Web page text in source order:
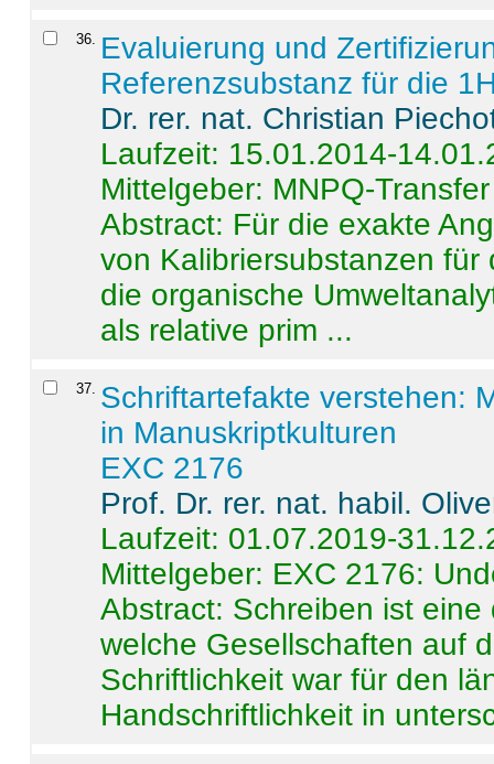
36. Evaluierung und
Referenzsubstanz für die
Dr. rer. nat. Christian
Laufzeit: 15.01.2014-
Mittelgeber: MNPQ-Transfer
Abstract: Für die exakte
von Kalibriersubstanzen
die organische
als relative prim ...
37. Schriftartefakte verstehen:
in Manuskriptkulturen
EXC 2176
Prof. Dr. rer. nat. habil.
Laufzeit: 01.07.2019-
Mittelgeber: EXC 2176:
Abstract: Schreiben ist
welche Gesellschaften auf
Schriftlichkeit war für den
Handschriftlichkeit in